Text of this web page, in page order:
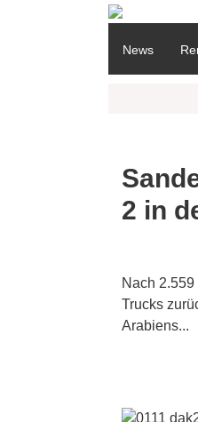
News
2 in
Nach
Trucks
Arabiens...